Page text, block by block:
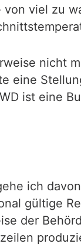
viel zu
nicht
eine
ist eine
ich
gültige
der